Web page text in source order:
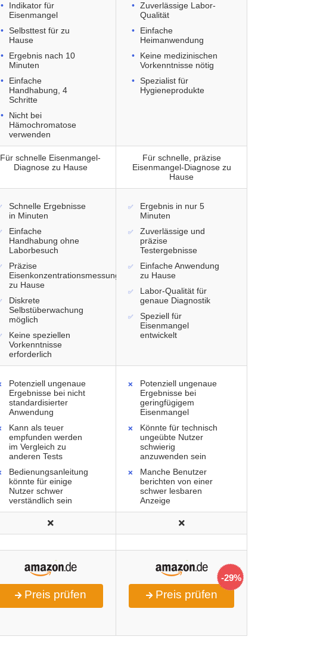
Indikator für
Eisenmangel
Selbsttest für zu
Hause
Ergebnis nach 10
Minuten
Einfache
Handhabung, 4
Schritte
Nicht bei
Hämochromatose
verwenden
Zuverlässige Labor-
Qualität
Einfache
Heimanwendung
Keine medizinischen
Vorkenntnisse nötig
Spezialist für
Hygieneprodukte
Für schnelle Eisenmangel-
Diagnose zu Hause
Für schnelle, präzise
Eisenmangel-Diagnose zu
Hause
Schnelle Ergebnisse
in Minuten
Einfache
Handhabung ohne
Laborbesuch
Präzise
Eisenkonzentrationsmessung
zu Hause
Diskrete
Selbstüberwachung
möglich
Keine speziellen
Vorkenntnisse
erforderlich
Ergebnis in nur 5
Minuten
Zuverlässige und
präzise
Testergebnisse
Einfache Anwendung
zu Hause
Labor-Qualität für
genaue Diagnostik
Speziell für
Eisenmangel
entwickelt
Potenziell ungenaue
Ergebnisse bei nicht
standardisierter
Anwendung
Kann als teuer
empfunden werden
im Vergleich zu
anderen Tests
Bedienungsanleitung
könnte für einige
Nutzer schwer
verständlich sein
Potenziell ungenaue
Ergebnisse bei
geringfügigem
Eisenmangel
Könnte für technisch
ungeübte Nutzer
schwierig
anzuwenden sein
Manche Benutzer
berichten von einer
schwer lesbaren
Anzeige
Preis prüfen
-29%
Preis prüfen